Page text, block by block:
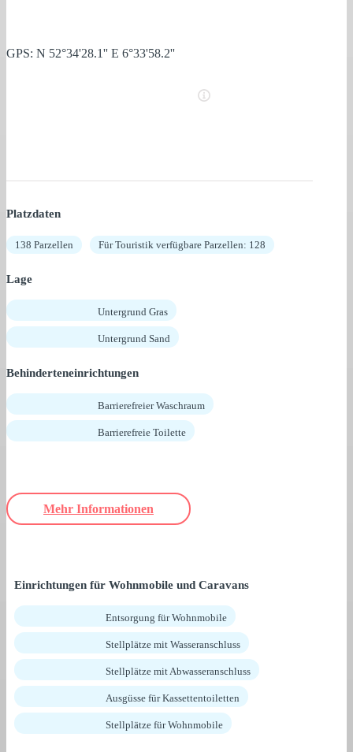
GPS: N 52°34'28.1'' E 6°33'58.2''
Platzdaten
138 Parzellen Für Touristik verfügbare Parzellen: 128
Lage
Untergrund Gras
Untergrund Sand
Behinderteneinrichtungen
Barrierefreier Waschraum
Barrierefreie Toilette
Mehr Informationen
Einrichtungen für Wohnmobile und Caravans
Entsorgung für Wohnmobile
Stellplätze mit Wasseranschluss
Stellplätze mit Abwasseranschluss
Ausgüsse für Kassettentoiletten
Stellplätze für Wohnmobile